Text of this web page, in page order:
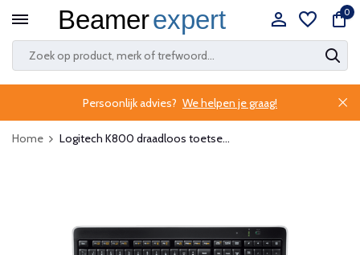
0
Persoonlijk advies? We helpen je graag!
Home Logitech K800 draadloos toetse...